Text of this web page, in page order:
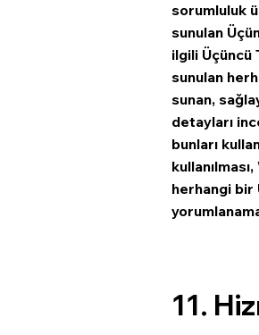
sorumluluk
sunulan
ilgili Üçüncü
sunulan
sunan,
detayları
bunları
herhangi bir
11.